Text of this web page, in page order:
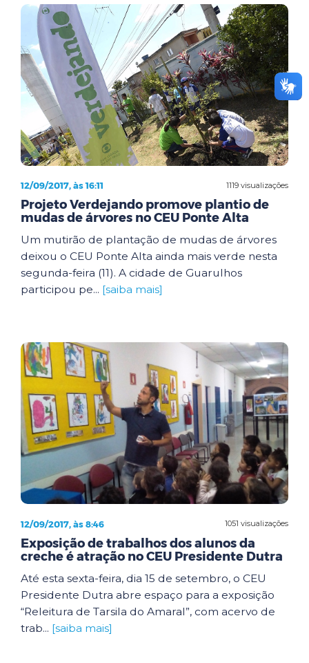
1119 visualizações
12/09/2017, às 16:11
Projeto Verdejando promove plantio de
mudas de árvores no CEU Ponte Alta
Um mutirão de plantação de mudas de árvores
deixou o CEU Ponte Alta ainda mais verde nesta
segunda-feira (11). A cidade de Guarulhos
participou pe... [saiba mais]
1051 visualizações
12/09/2017, às 8:46
Exposição de trabalhos dos alunos da
creche é atração no CEU Presidente Dutra
Até esta sexta-feira, dia 15 de setembro, o CEU
Presidente Dutra abre espaço para a exposição
“Releitura de Tarsila do Amaral”, com acervo de
trab... [saiba mais]